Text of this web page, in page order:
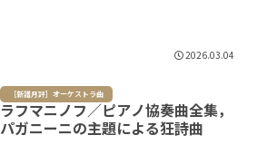
2026.03.04
［新譜月評］オーケストラ曲
ラフマニノフ／ピアノ協奏曲全集，
パガニーニの主題による狂詩曲